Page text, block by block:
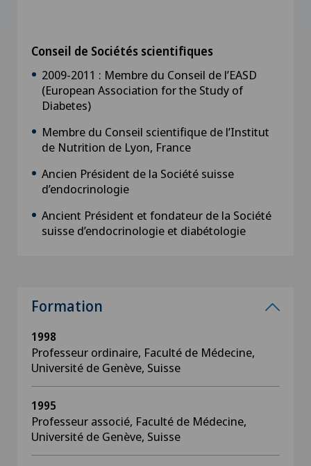
Conseil de Sociétés scientifiques
2009-2011 : Membre du Conseil de l’EASD
(European Association for the Study of
Diabetes)
Membre du Conseil scientifique de l’Institut
de Nutrition de Lyon, France
Ancien Président de la Société suisse
d’endocrinologie
Ancient Président et fondateur de la Société
suisse d’endocrinologie et diabétologie
Formation
1998
Professeur ordinaire, Faculté de Médecine,
Université de Genève, Suisse
1995
Professeur associé, Faculté de Médecine,
Université de Genève, Suisse